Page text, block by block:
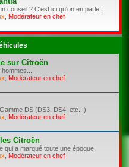
conseil ? C'est ici qu'on en parle !
Modérateur en chef
sur Citroën
Modérateur en chef
DS (DS3, DS4, etc...)
Modérateur en chef
Citroën
qui a marqué toute une époque.
Modérateur en chef